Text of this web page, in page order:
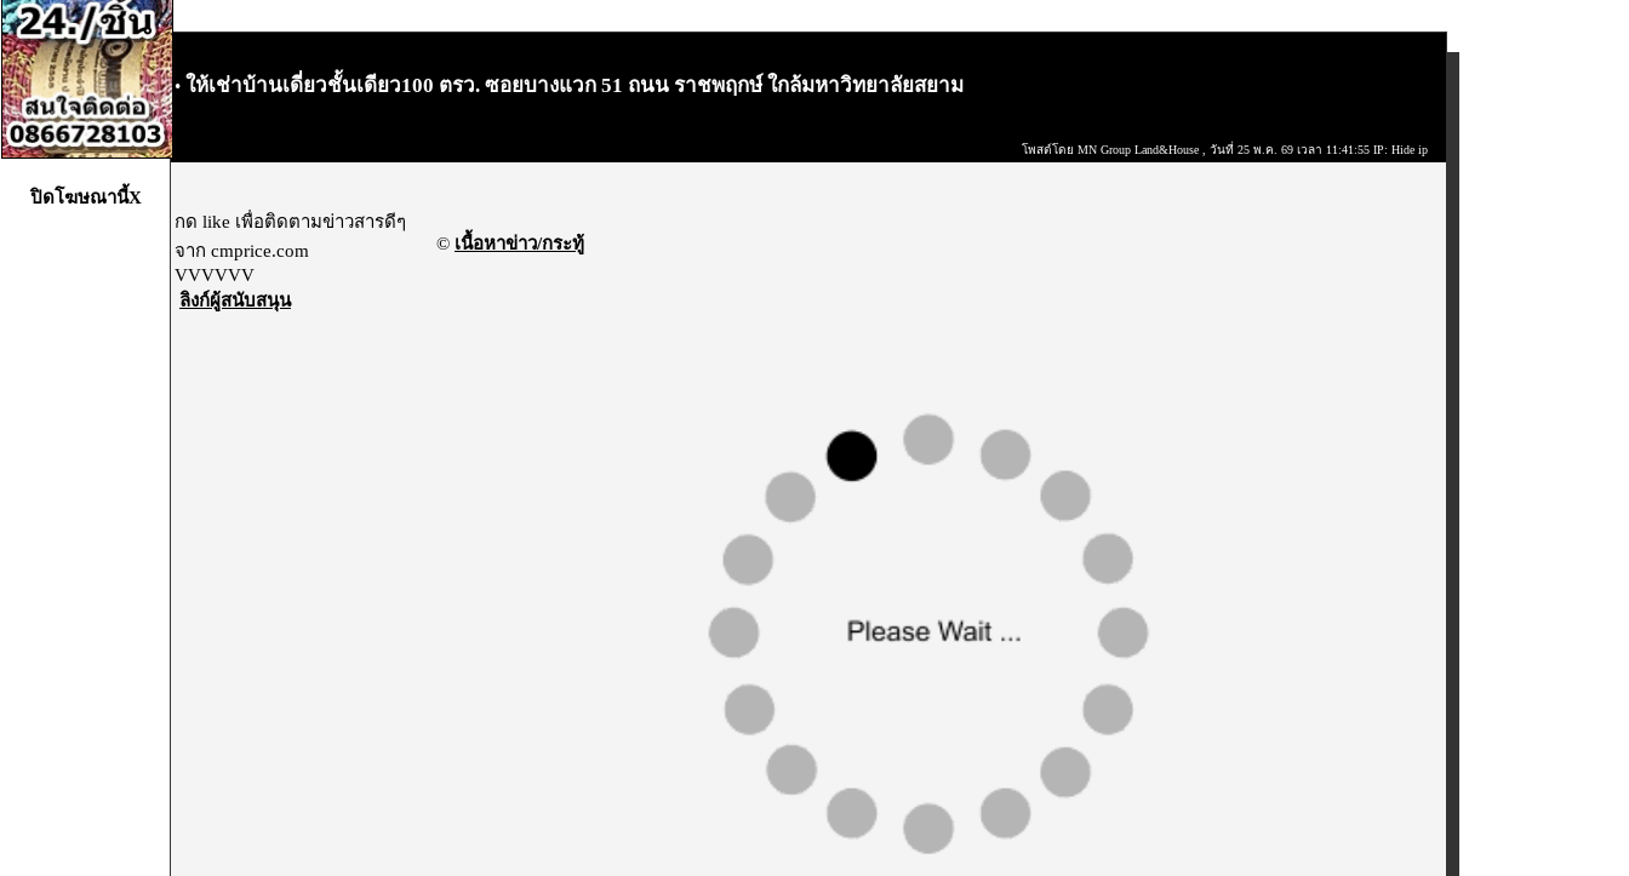
• ให้เช่าบ้านเดี่ยวชั้นเดียว100 ตรว. ซอยบางแวก 51 ถนน ราชพฤกษ์ ใกล้มหาวิทยาลัยสยาม
โพสต์โดย MN Group Land&House , วันที่ 25 พ.ค. 69 เวลา 11:41:55 IP: Hide ip
กด like เพื่อติดตามข่าวสารดีๆ
จาก cmprice.com
VVVVVV
ลิงก์ผู้สนับสนุน
© เนื้อหาข่าว/กระทู้
ปิดโฆษณานี้X